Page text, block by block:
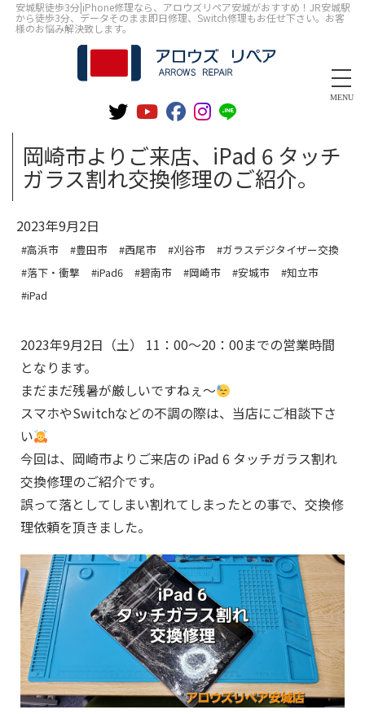
安城駅徒歩3分|iPhone修理なら、アロウズリペア安城がおすすめ！JR安城駅
から徒歩3分、データそのまま即日修理、Switch修理もお任せ下さい。お客
様のお悩み解決致します。
MENU
岡崎市よりご来店、iPad 6 タッチ
ガラス割れ交換修理のご紹介。
2023年9月2日
#高浜市 #豊田市 #西尾市 #刈谷市
#ガラスデジタイザー交換
#落下・衝撃
#iPad6 #碧南市 #岡崎市 #安城市
#知立市
#iPad
2023年9月2日（土） 11：00～20：00までの営業時間
となります。
まだまだ残暑が厳しいですねぇ～
スマホやSwitchなどの不調の際は、当店にご相談下さ
い
今回は、岡崎市よりご来店の iPad 6 タッチガラス割れ
交換修理のご紹介です。
誤って落としてしまい割れてしまったとの事で、交換修
理依頼を頂きました。